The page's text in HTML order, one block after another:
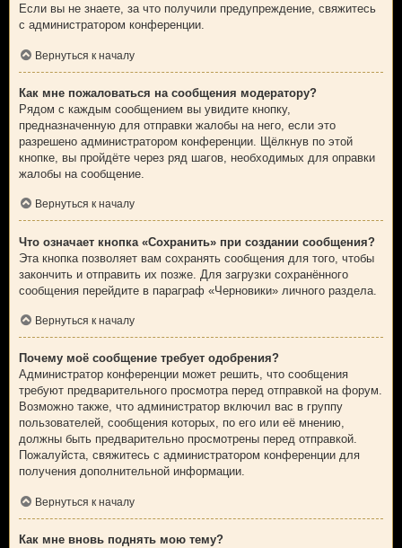
Если вы не знаете, за что получили предупреждение, свяжитесь
с администратором конференции.
Вернуться к началу
Как мне пожаловаться на сообщения модератору?
Рядом с каждым сообщением вы увидите кнопку,
предназначенную для отправки жалобы на него, если это
разрешено администратором конференции. Щёлкнув по этой
кнопке, вы пройдёте через ряд шагов, необходимых для оправки
жалобы на сообщение.
Вернуться к началу
Что означает кнопка «Сохранить» при создании сообщения?
Эта кнопка позволяет вам сохранять сообщения для того, чтобы
закончить и отправить их позже. Для загрузки сохранённого
сообщения перейдите в параграф «Черновики» личного раздела.
Вернуться к началу
Почему моё сообщение требует одобрения?
Администратор конференции может решить, что сообщения
требуют предварительного просмотра перед отправкой на форум.
Возможно также, что администратор включил вас в группу
пользователей, сообщения которых, по его или её мнению,
должны быть предварительно просмотрены перед отправкой.
Пожалуйста, свяжитесь с администратором конференции для
получения дополнительной информации.
Вернуться к началу
Как мне вновь поднять мою тему?